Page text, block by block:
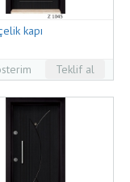
kapı
Teklif al